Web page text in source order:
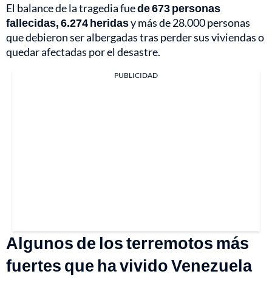
El balance de la tragedia fuede 673 personas
fallecidas, 6.274 heridasy más de 28.000 personas
que debieron ser albergadas tras perder sus viviendas o
quedar afectadas por el desastre.
PUBLICIDAD
Algunos de los terremotos más
fuertes que ha vivido Venezuela